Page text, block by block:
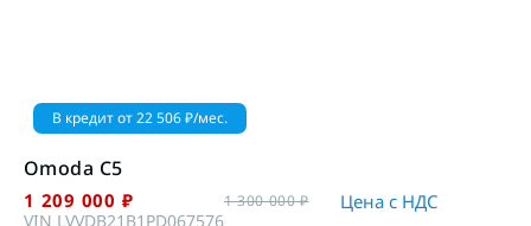
В кредит от22 506₽/мес.
Omoda C5
1 209 000 ₽
VIN LVVDB21B1PD067576
1 300 000₽ Цена с НДС